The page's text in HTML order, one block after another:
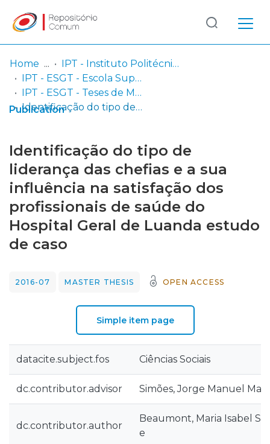
Communities
& Collections
Statistics
Log
In
(current)
Home
IPT - Instituto Politécnico de Tomar
IPT - ESGT - Escola Superior de Gestão de Tomar
IPT - ESGT - Teses de Mestrado ou Doutoramento
Identificação do tipo de liderança das chefias e a sua influência na satisfação dos profissionais de saúde do Hospital Geral de Luanda estudo de caso
Publication
Identificação do tipo de
liderança das chefias e a sua
influência na satisfação dos
profissionais de saúde do
Hospital Geral de Luanda estudo
de caso
2016-07 MASTER THESIS OPEN ACCESS
Simple item page
datacite.subject.fos Ciências Sociais
dc.contributor.advisor Simões, Jorge Manuel
dc.contributor.author
Beaumont, Maria Isabel
e